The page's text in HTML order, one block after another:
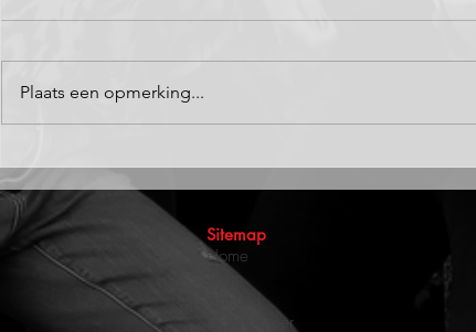
Plaats een opmerking...
Sitemap
Home
Team
Ledenbeheer